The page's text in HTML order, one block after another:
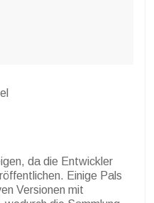
da die Entwickler
Einige Pals
Versionen mit